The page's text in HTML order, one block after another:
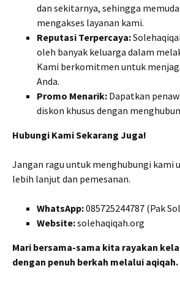
dan sekitarnya, sehingga
mengakses layanan kami.
Reputasi Terpercaya:
oleh banyak keluarga dalam
Kami berkomitmen untuk
Anda.
Promo Menarik: Dapatkan
diskon khusus dengan
Hubungi Kami Sekarang Juga!
Jangan ragu untuk menghubungi kami
lebih lanjut dan pemesanan.
WhatsApp:085725244787 (Pak
Website:solehaqiqah.org
Mari bersama-sama kita rayakan
dengan penuh berkah melalui aqiqah.